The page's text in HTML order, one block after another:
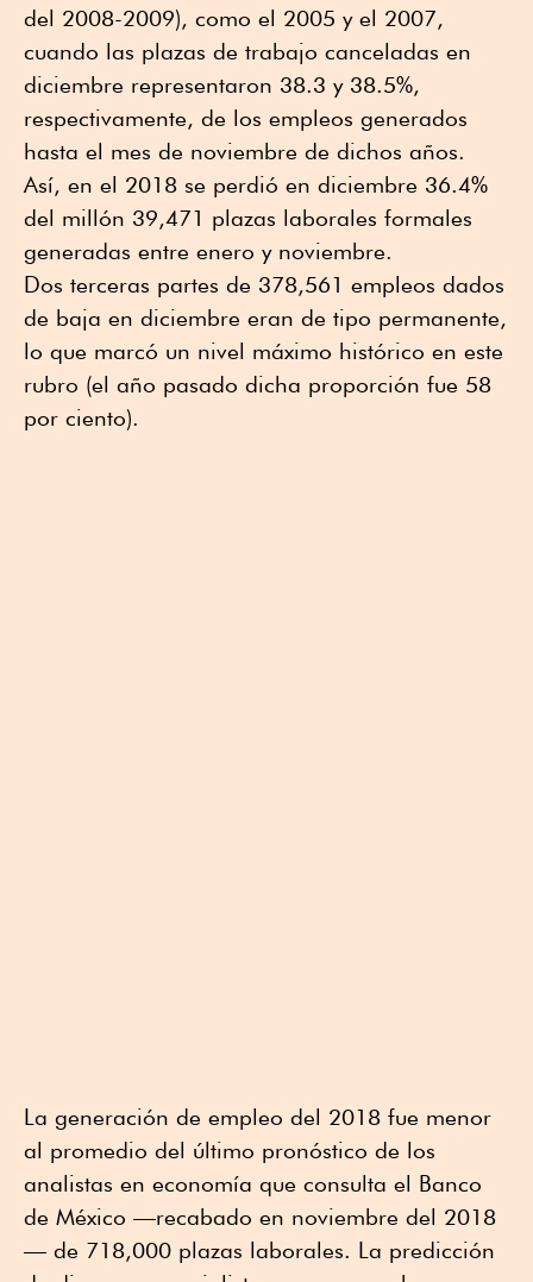
del 2008-2009), como el 2005 y el 2007,
cuando las plazas de trabajo canceladas en
diciembre representaron 38.3 y 38.5%,
respectivamente, de los empleos generados
hasta el mes de noviembre de dichos años.
Así, en el 2018 se perdió en diciembre 36.4%
del millón 39,471 plazas laborales formales
generadas entre enero y noviembre.
Dos terceras partes de 378,561 empleos dados
de baja en diciembre eran de tipo permanente,
lo que marcó un nivel máximo histórico en este
rubro (el año pasado dicha proporción fue 58
por ciento).
La generación de empleo del 2018 fue menor
al promedio del último pronóstico de los
analistas en economía que consulta el Banco
de México —recabado en noviembre del 2018
— de 718,000 plazas laborales. La predicción